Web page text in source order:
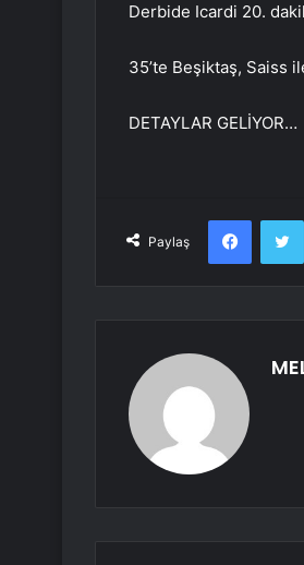
Derbide Icardi 20.
35’te Beşiktaş, Saiss
DETAYLAR GELİYOR…
Paylaş